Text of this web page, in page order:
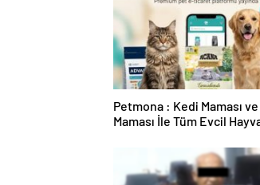
Petmona : Kedi Maması
Maması İle Tüm Evcil